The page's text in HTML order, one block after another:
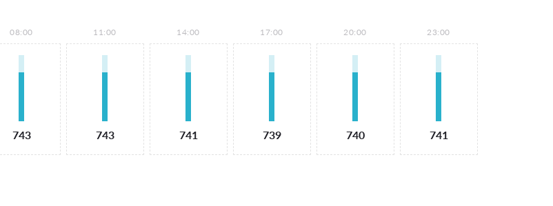
08:00
743
11:00
743
14:00
741
17:00
739
20:00
740
23:00
741